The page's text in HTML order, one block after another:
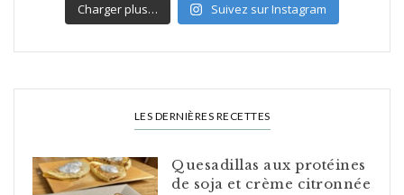
Charger plus… Suivez sur Instagram
LES DERNIÈRES RECETTES
Quesadillas aux protéines
de soja et crème citronnée